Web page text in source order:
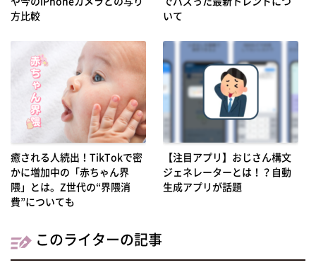
方比較
いて
癒される人続出！TikTokで密
かに増加中の「赤ちゃん界
隈」とは。Z世代の“界隈消
費”についても
【注目アプリ】おじさん構文
ジェネレーターとは！？自動
生成アプリが話題
このライターの記事